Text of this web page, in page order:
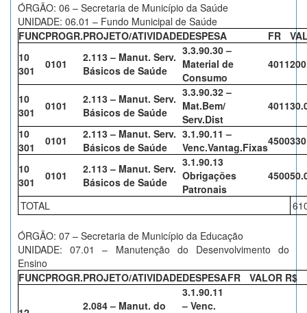
ÓRGÃO: 06 – Secretaria de Município da Saúde
UNIDADE: 06.01 – Fundo Municipal de Saúde
FUNCPROGR.PROJETO/ATIVIDADEDESPESA FR
10
301
0101
2.113 – Manut. Serv.
Básicos de Saúde
3.3.90.30 –
Material de
Consumo
4011
10
301
0101
2.113 – Manut. Serv.
Básicos de Saúde
3.3.90.32 –
Mat.Bem/
Serv.Dist
4011
10
301
0101
2.113 – Manut. Serv.
Básicos de Saúde
3.1.90.11 –
Venc.Vantag.Fixas4500
10
301
0101
2.113 – Manut. Serv.
Básicos de Saúde
3.1.90.13
Obrigações
Patronais
4500
TOTAL
ÓRGÃO: 07 – Secretaria de Município da Educação
UNIDADE: 07.01 – Manutenção do Desenvolvimento do
Ensino
FUNCPROGR.PROJETO/ATIVIDADEDESPESAFR VALOR R$
2.084 – Manut. do
3.1.90.11
– Venc.